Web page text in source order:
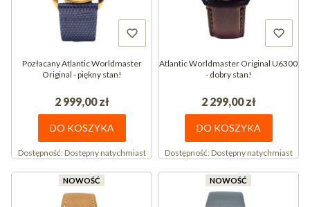
Pozłacany Atlantic Worldmaster
Original - piękny stan!
2 999,00 zł
DO KOSZYKA
Dostępność:Dostępny natychmiast
Atlantic Worldmaster Original U6300
- dobry stan!
2 299,00 zł
DO KOSZYKA
Dostępność:Dostępny natychmiast
NOWOŚĆ NOWOŚĆ